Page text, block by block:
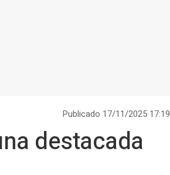
Publicado 17/11/2025 17:19
destacada